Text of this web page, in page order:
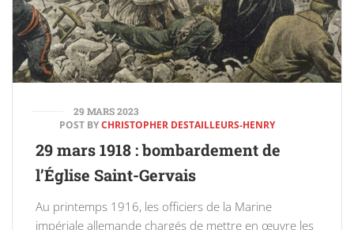
29 MARS 2023
POST BYCHRISTOPHER DESTAILLEURS-HENRY
29 mars 1918 : bombardement de
l’Église Saint-Gervais
Au printemps 1916, les officiers de la Marine
impériale allemande chargés de mettre en œuvre les